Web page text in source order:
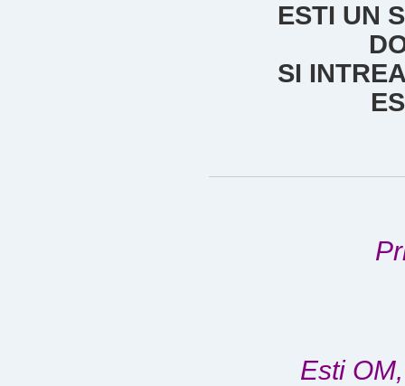
ESTI UN
SI
Esti